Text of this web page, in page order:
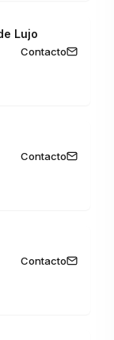
Lujo
Contacto
Contacto
Contacto